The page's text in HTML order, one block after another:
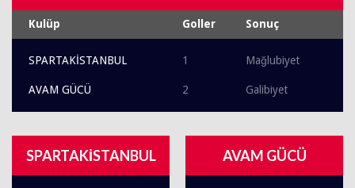
Kulüp Goller Sonuç
SPARTAKİSTANBUL 1 Mağlubiyet
AVAM GÜCÜ 2 Galibiyet
SPARTAKİSTANBUL AVAM GÜCÜ